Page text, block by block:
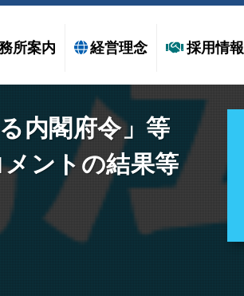
所案内 経営理念 採用情報
内閣府令」等
ントの結果等